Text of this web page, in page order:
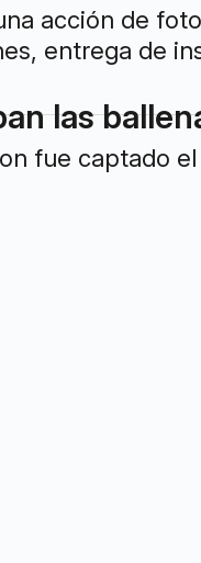
acción de
entrega de
las
fue captado